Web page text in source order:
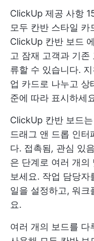
ClickUp 제공 사항
모두 칸반 스타일
ClickUp 칸반 보드
고 잠재 고객과 기존
류할 수 있습니다.
업 카드로 나누고 상
준에 따라 표시하세
ClickUp 칸반 보드
드래그 앤 드롭 인터
다. 접촉됨, 관심 있음
은 단계로 여러 개의
보세요. 작업 담당자
일을 설정하고, 워크
요.
여러 개의 보드를